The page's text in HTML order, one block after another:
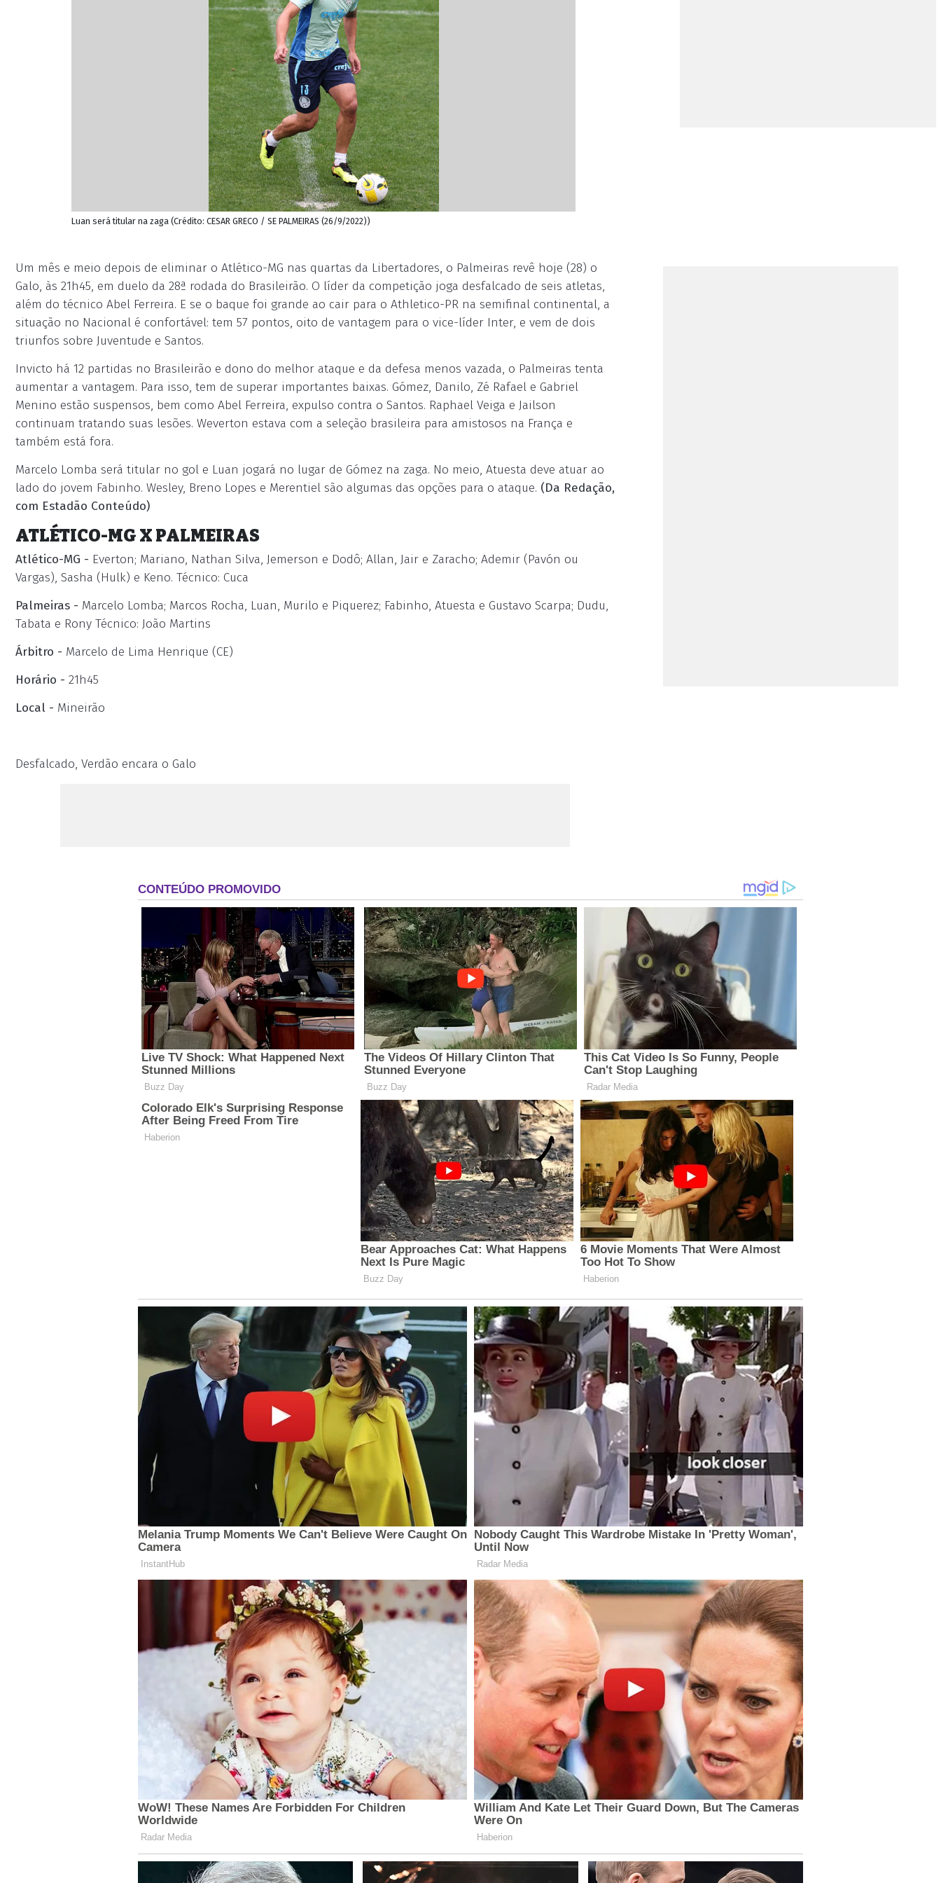
Luan será titular na zaga (Crédito: CESAR GRECO / SE PALMEIRAS (26/9/2022))
Um mês e meio depois de eliminar o Atlético-MG nas quartas da Libertadores, o Palmeiras revê hoje (28) o
Galo, às 21h45, em duelo da 28ª rodada do Brasileirão. O líder da competição joga desfalcado de seis atletas,
além do técnico Abel Ferreira. E se o baque foi grande ao cair para o Athletico-PR na semifinal continental, a
situação no Nacional é confortável: tem 57 pontos, oito de vantagem para o vice-líder Inter, e vem de dois
triunfos sobre Juventude e Santos.
Invicto há 12 partidas no Brasileirão e dono do melhor ataque e da defesa menos vazada, o Palmeiras tenta
aumentar a vantagem. Para isso, tem de superar importantes baixas. Gómez, Danilo, Zé Rafael e Gabriel
Menino estão suspensos, bem como Abel Ferreira, expulso contra o Santos. Raphael Veiga e Jailson
continuam tratando suas lesões. Weverton estava com a seleção brasileira para amistosos na França e
também está fora.
Marcelo Lomba será titular no gol e Luan jogará no lugar de Gómez na zaga. No meio, Atuesta deve atuar ao
lado do jovem Fabinho. Wesley, Breno Lopes e Merentiel são algumas das opções para o ataque. (Da Redação,
com Estadão Conteúdo)
ATLÉTICO-MG X PALMEIRAS
Atlético-MG - Everton; Mariano, Nathan Silva, Jemerson e Dodô; Allan, Jair e Zaracho; Ademir (Pavón ou
Vargas), Sasha (Hulk) e Keno. Técnico: Cuca
Palmeiras - Marcelo Lomba; Marcos Rocha, Luan, Murilo e Piquerez; Fabinho, Atuesta e Gustavo Scarpa; Dudu,
Tabata e Rony Técnico: João Martins
Árbitro - Marcelo de Lima Henrique (CE)
Horário - 21h45
Local - Mineirão
Desfalcado, Verdão encara o Galo